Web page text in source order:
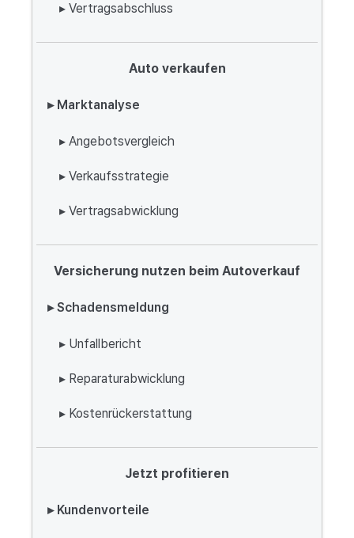
▸ Vertragsabschluss
Auto verkaufen
▸ Marktanalyse
▸ Angebotsvergleich
▸ Verkaufsstrategie
▸ Vertragsabwicklung
Versicherung nutzen beim Autoverkauf
▸ Schadensmeldung
▸ Unfallbericht
▸ Reparaturabwicklung
▸ Kostenrückerstattung
Jetzt profitieren
▸ Kundenvorteile